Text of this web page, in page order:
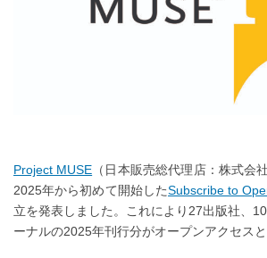
Project MUSE （日本販売総代理店：株式会
2025年から初めて開始したSubscribe to
立を発表しました。これにより27出版社、
ーナルの2025年刊行分がオープンアクセスと